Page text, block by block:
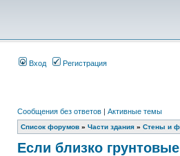
Вход Регистрация
Сообщения без ответов | Активные темы
Список форумов » Части здания » Стены и
Если близко